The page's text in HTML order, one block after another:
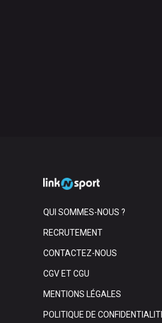
QUI SOMMES-NOUS ?
RECRUTEMENT
CONTACTEZ-NOUS
CGV ET CGU
MENTIONS LÉGALES
POLITIQUE DE